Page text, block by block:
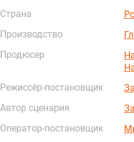
Страна
Производство
Продюсер
Режиссёр-постановщик
Автор сценария
Оператор-постановщик